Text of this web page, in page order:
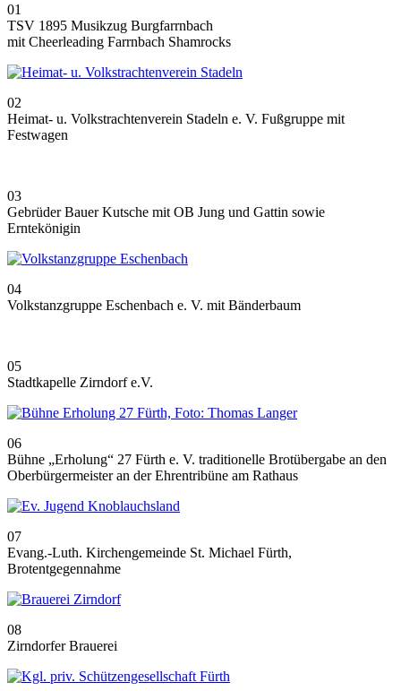
01
TSV 1895 Musikzug Burgfarrnbach
mit Cheerleading Farrnbach Shamrocks
02
Heimat- u. Volkstrachtenverein Stadeln e. V. Fußgruppe mit
Festwagen
03
Gebrüder Bauer Kutsche mit OB Jung und Gattin sowie
Erntekönigin
04
Volkstanzgruppe Eschenbach e. V. mit Bänderbaum
05
Stadtkapelle Zirndorf e.V.
06
Bühne „Erholung“ 27 Fürth e. V. traditionelle Brotübergabe an den
Oberbürgermeister an der Ehrentribüne am Rathaus
07
Evang.-Luth. Kirchengemeinde St. Michael Fürth,
Brotentgegennahme
08
Zirndorfer Brauerei